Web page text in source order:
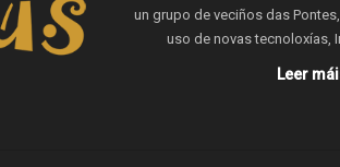
un grupo de veciños das
uso de novas tecnoloxías,
Leer